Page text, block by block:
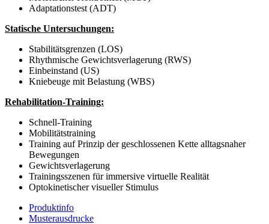
Adaptationstest (ADT)
Statische Untersuchungen:
Stabilitätsgrenzen (LOS)
Rhythmische Gewichtsverlagerung (RWS)
Einbeinstand (US)
Kniebeuge mit Belastung (WBS)
Rehabilitation-Training:
Schnell-Training
Mobilitätstraining
Training auf Prinzip der geschlossenen Kette alltagsnaher
Bewegungen
Gewichtsverlagerung
Trainingsszenen für immersive virtuelle Realität
Optokinetischer visueller Stimulus
Produktinfo
Musterausdrucke